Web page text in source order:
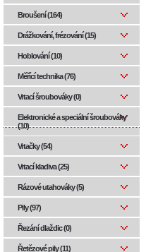
Broušení (164)
Drážkování, frézování (15)
Hoblování (10)
Měřící technika (76)
Vrtací šroubováky (0)
Elektronické a speciální šroubováky
(10)
Vrtačky (54)
Vrtací kladiva (25)
Rázové utahováky (5)
Pily (97)
Řezání dlaždic (0)
Řetězové pily (11)